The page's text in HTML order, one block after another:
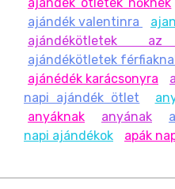
ajándék valentinra
ajándékötletek
ajándékötletek
ajánédék karácsonyra
napi ajándék ötlet
anyáknak
anyának
napi ajándékok
apák